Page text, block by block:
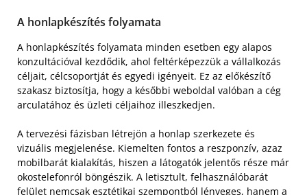
A honlapkészítés folyamata
A honlapkészítés folyamata minden esetben egy alapos
konzultációval kezdődik, ahol feltérképezzük a vállalkozás
céljait, célcsoportját és egyedi igényeit. Ez az előkészítő
szakasz biztosítja, hogy a későbbi weboldal valóban a cég
arculatához és üzleti céljaihoz illeszkedjen.
A tervezési fázisban létrejön a honlap szerkezete és
vizuális megjelenése. Kiemelten fontos a reszponzív, azaz
mobilbarát kialakítás, hiszen a látogatók jelentős része már
okostelefonról böngészik. A letisztult, felhasználóbarát
felület nemcsak esztétikai szempontból lényeges, hanem a